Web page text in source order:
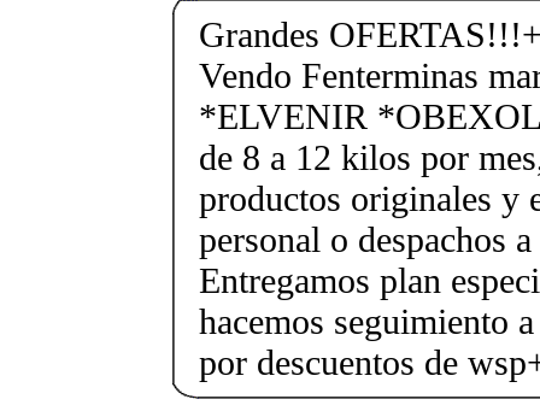
Grandes
Vendo Fenterminas
*ELVENIR
de 8 a 12 kilos por
productos originales y
personal o despachos
Entregamos plan
hacemos seguimiento
por descuentos de